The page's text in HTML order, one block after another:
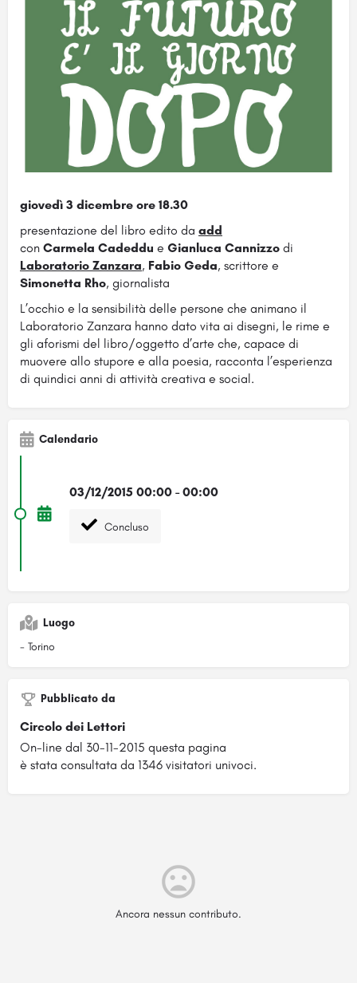
giovedì 3 dicembre ore 18.30
presentazione del libro edito da add
con Carmela Cadeddu e Gianluca Cannizzo di
Laboratorio Zanzara, Fabio Geda, scrittore e
Simonetta Rho, giornalista
L’occhio e la sensibilità delle persone che animano il
Laboratorio Zanzara hanno dato vita ai disegni, le rime e
gli aforismi del libro/oggetto d’arte che, capace di
muovere allo stupore e alla poesia, racconta l’esperienza
di quindici anni di attività creativa e social.
Calendario
03/12/2015 00:00 - 00:00
Concluso
Luogo
- Torino
Pubblicato da
Circolo dei Lettori
On-line dal 30-11-2015 questa pagina
è stata consultata da 1346 visitatori univoci.
Ancora nessun contributo.